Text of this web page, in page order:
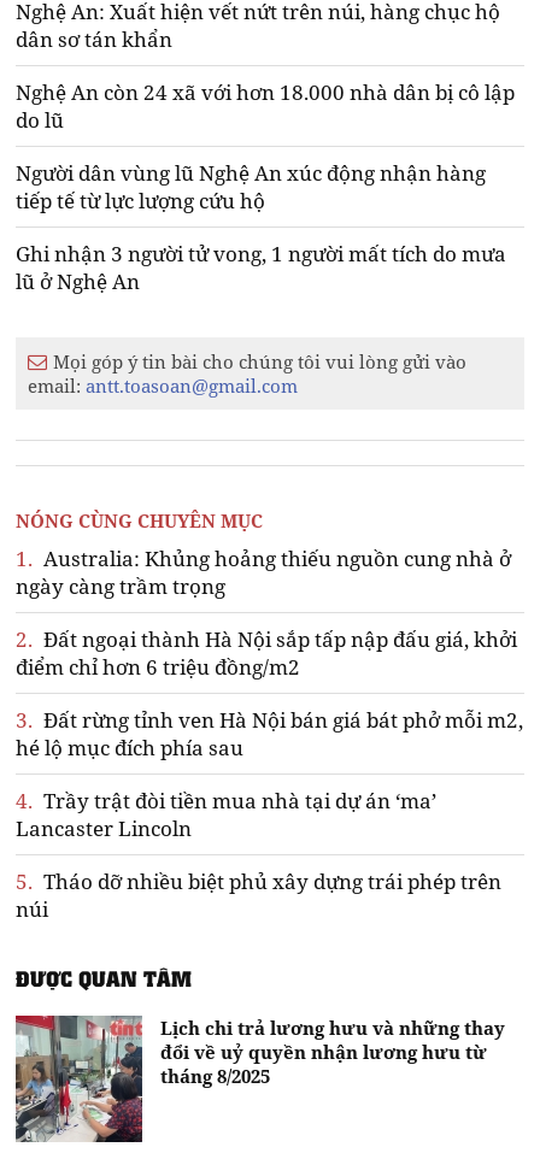
Nghệ An: Xuất hiện vết nứt trên núi, hàng chục hộ
dân sơ tán khẩn
Nghệ An còn 24 xã với hơn 18.000 nhà dân bị cô lập
do lũ
Người dân vùng lũ Nghệ An xúc động nhận hàng
tiếp tế từ lực lượng cứu hộ
Ghi nhận 3 người tử vong, 1 người mất tích do mưa
lũ ở Nghệ An
Mọi góp ý tin bài cho chúng tôi vui lòng gửi vào
email:antt.toasoan@gmail.com
NÓNG CÙNG CHUYÊN MỤC
1. Australia: Khủng hoảng thiếu nguồn cung nhà ở
ngày càng trầm trọng
2. Đất ngoại thành Hà Nội sắp tấp nập đấu giá, khởi
điểm chỉ hơn 6 triệu đồng/m2
3. Đất rừng tỉnh ven Hà Nội bán giá bát phở mỗi m2,
hé lộ mục đích phía sau
4. Trầy trật đòi tiền mua nhà tại dự án ‘ma’
Lancaster Lincoln
5. Tháo dỡ nhiều biệt phủ xây dựng trái phép trên
núi
ĐƯỢC QUAN TÂM
Lịch chi trả lương hưu và những thay
đổi về uỷ quyền nhận lương hưu từ
tháng 8/2025